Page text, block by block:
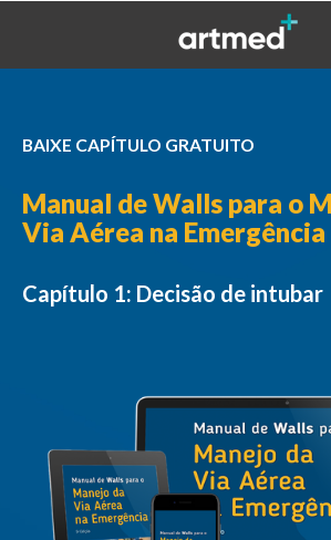
BAIXE CAPÍTULO GRATUITO
Manual de Walls para o
Via Aérea na Emergência
Capítulo 1: Decisão de intubar